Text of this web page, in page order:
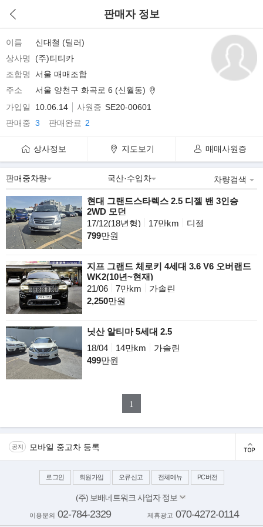
판매자 정보
이름
신대철 (딜러)
상사명
(주)티티카
조합명
서울 매매조합
주소
서울 양천구 화곡로 6 (신월동)
가입일
10.06.14 사원증 SE20-00601
판매중 3 판매완료 2
상사정보 지도보기 매매사원증
차량검색
현대 그랜드스타렉스 2.5 디젤 밴 3인승
2WD 모던
17/12(18년형)
17만km
디젤
799만원
지프 그랜드 체로키 4세대 3.6 V6 오버랜드
WK2(10년~현재)
21/06
7만km
가솔린
2,250만원
닛산 알티마 5세대 2.5
18/04
14만km
가솔린
499만원
1
공지 모바일 중고차 등록
로그인 회원가입 오류신고 전체메뉴 PC버전
(주) 보배네트워크 사업자 정보
대표이사: 김보배
서울 양천구 목동동로 233-1 드림타워 11,12층
이용문의 02-784-2329 제휴광고 070-4272-0114